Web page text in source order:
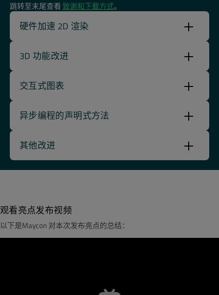
跳转至末尾查看致谢和下载方式。
硬件加速 2D 渲染
3D 功能改进
交互式图表
异步编程的声明式方法
其他改进
观看亮点发布视频
以下是Maycon 对本次发布亮点的总结：